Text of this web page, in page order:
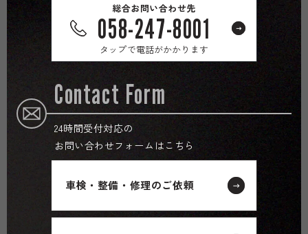
総合お問い合わせ先
058-247-8001
タップで電話がかかります
Contact Form
24時間受付対応の
お問い合わせフォームはこちら
車検・整備・修理のご依頼